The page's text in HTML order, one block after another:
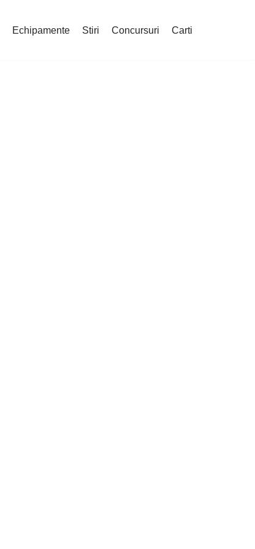
Echipamente Stiri Concursuri Carti